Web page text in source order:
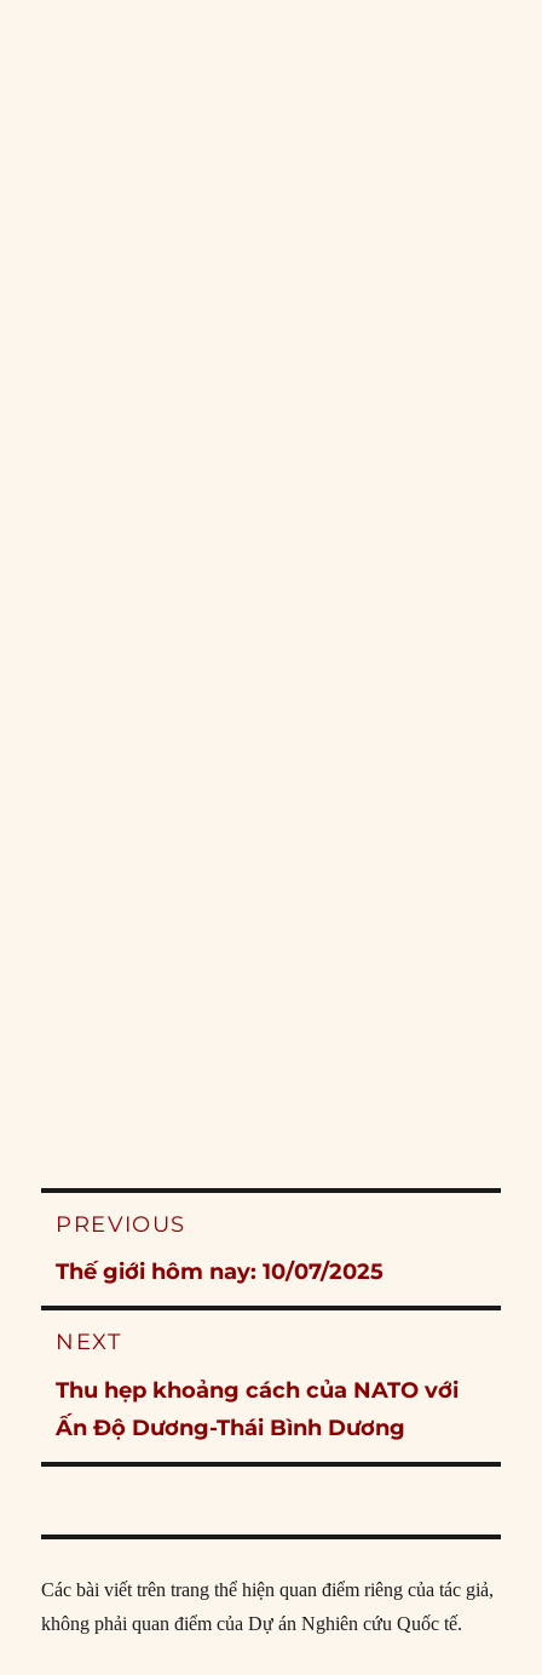
Post
PREVIOUS
Previous
post:
Thế giới hôm nay: 10/07/2025
NEXT
Next
post:
Thu hẹp khoảng cách của NATO với
Ấn Độ Dương-Thái Bình Dương
Các bài viết trên trang thể hiện quan điểm riêng của tác giả,
không phải quan điểm của Dự án Nghiên cứu Quốc tế.